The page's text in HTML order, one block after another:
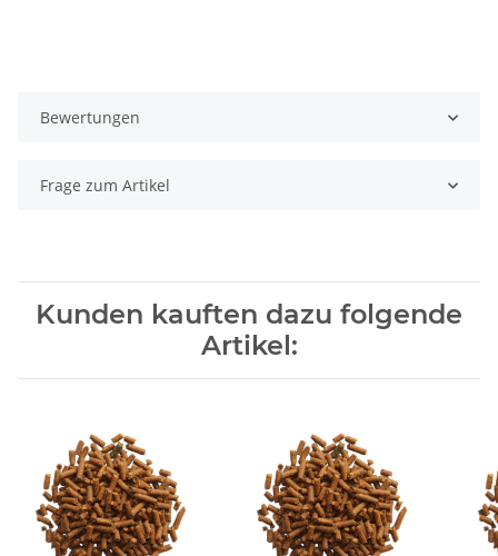
Bewertungen
Frage zum Artikel
Kunden kauften dazu folgende
Artikel: